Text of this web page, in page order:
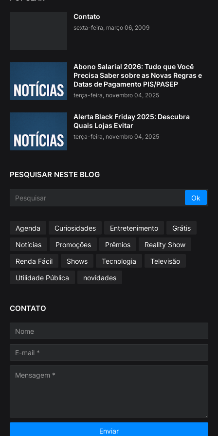
Contato
sexta-feira, março 06, 2009
Abono Salarial 2026: Tudo que Você
Precisa Saber sobre as Novas Regras e
Datas de Pagamento PIS/PASEP
terça-feira, novembro 04, 2025
Alerta Black Friday 2025: Descubra
Quais Lojas Evitar
terça-feira, novembro 04, 2025
PESQUISAR NESTE BLOG
Agenda Curiosidades Entretenimento
Grátis
Notícias
Promoções Prêmios
Reality Show
Renda Fácil
Shows Tecnologia
Televisão
Utilidade Pública
novidades
CONTATO